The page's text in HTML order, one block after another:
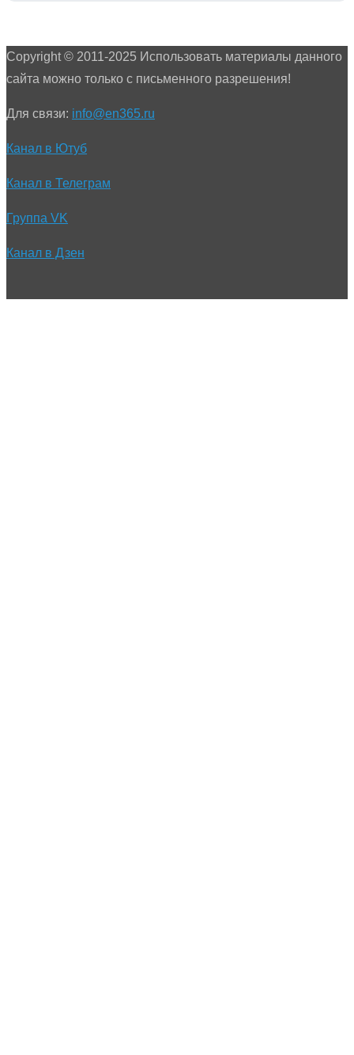
Copyright © 2011-2025 Использовать материалы данного
сайта можно только с письменного разрешения!
Для связи: info@en365.ru
Канал в Ютуб
Канал в Телеграм
Группа VK
Канал в Дзен